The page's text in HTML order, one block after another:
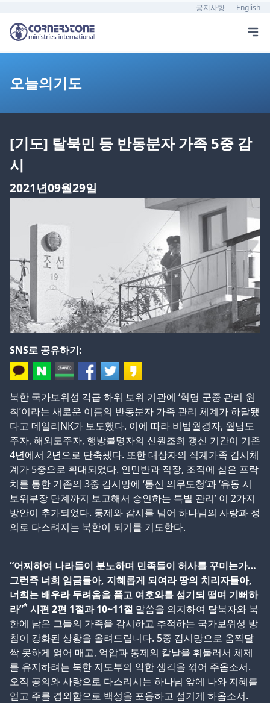
공지사항 English
오늘의기도
[기도] 탈북민 등 반동분자 가족 5중 감
시
2021년09월29일
SNS로 공유하기:
북한 국가보위성 각급 하위 보위 기관에 ‘혁명 군중 관리 원
칙’이라는 새로운 이름의 반동분자 가족 관리 체계가 하달됐
다고 데일리NK가 보도했다. 이에 따라 비법월경자, 월남도
주자, 해외도주자, 행방불명자의 신원조회 갱신 기간이 기존
4년에서 2년으로 단축됐다. 또한 대상자의 직계가족 감시체
계가 5중으로 확대되었다. 인민반과 직장, 조직에 심은 프락
치를 통한 기존의 3중 감시망에 ‘통신 의무도청’과 ‘유동 시
보위부장 단계까지 보고해서 승인하는 특별 관리’ 이 2가지
방안이 추가되었다. 통제와 감시를 넘어 하나님의 사랑과 정
의로 다스려지는 북한이 되기를 기도한다.
“어찌하여 나라들이 분노하며 민족들이 허사를 꾸미는가…
그런즉 너희 임금들아, 지혜롭게 되여라 땅의 치리자들아,
너희는 배우라 두려움을 품고 여호와를 섬기되 떨며 기뻐하
라”* 시편 2편 1절과 10~11절 말씀을 의지하여 탈북자와 북
한에 남은 그들의 가족을 감시하고 추적하는 국가보위성 방
침이 강화된 상황을 올려드립니다. 5중 감시망으로 옴짝달
싹 못하게 얽어 매고, 억압과 통제의 칼날을 휘둘러서 체제
를 유지하려는 북한 지도부의 악한 생각을 꺾어 주옵소서.
오직 공의와 사랑으로 다스리시는 하나님 앞에 나와 지혜를
얻고 주를 경외함으로 백성을 포용하고 섬기게 하옵소서.